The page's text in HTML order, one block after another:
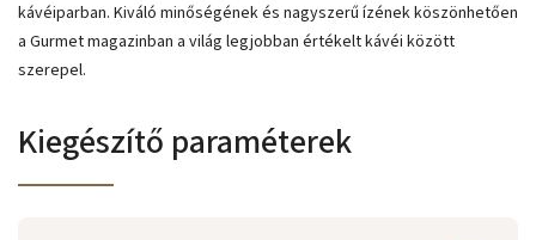
kávéiparban. Kiváló minőségének és nagyszerű ízének köszönhetően
a Gurmet magazinban a világ legjobban értékelt kávéi között
szerepel.
Kiegészítő paraméterek